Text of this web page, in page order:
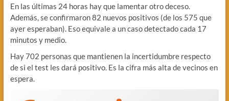
En las últimas 24 horas hay que lamentar otro deceso.
Además, se confirmaron 82 nuevos positivos (de los 575 que
ayer esperaban). Eso equivale a un caso detectado cada 17
minutos y medio.
Hay 702 personas que mantienen la incertidumbre respecto
de si el test les dará positivo. Es la cifra más alta de vecinos en
espera.